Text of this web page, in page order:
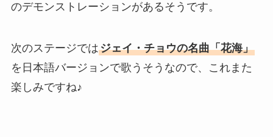
のデモンストレーションがあるそうです。
次のステージではジェイ・チョウの名曲「花海」
を日本語バージョンで歌うそうなので、これまた
楽しみですね♪